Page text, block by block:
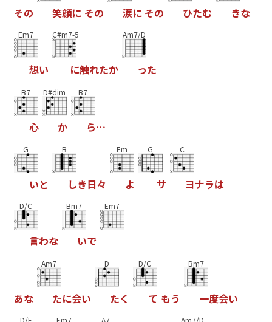
その 笑顔に その 涙に その ひたむ きな
Em7
想い
C#m7-5
に触れたか
Am7/D
った
B7
心
D#dim
か
B7
ら…
G
いと
B
しき日々
Em
よ
G
サ
C
ヨナラは
D/C
言わな
Bm7
いで
Em7
あな
Am7
たに会い
D
たく
D/C
て もう
Bm7
一度会い
D/E Em7 A7 Am7/D